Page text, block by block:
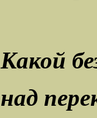
Какой
над